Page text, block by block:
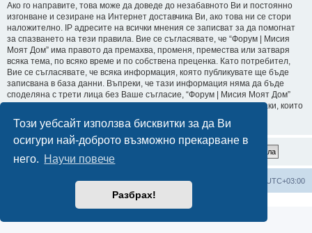
Този уебсайт използва бисквитки за да Ви
осигури най-доброто възможно прекарване в
него. Научи повече
Разбрах!
Ако го направите, това може да доведе до незабавното Ви и постоянно
изгонване и сезиране на Интернет доставчика Ви, ако това ни се стори
наложително. IP адресите на всички мнения се записват за да помогнат
за спазването на тези правила. Вие се съгласявате, че “Форум | Мисия
Моят Дом” има правото да премахва, променя, премества или затваря
всяка тема, по всяко време и по собствена преценка. Като потребител,
Вие се съгласявате, че всяка информация, която публикувате ще бъде
записвана в база данни. Въпреки, че тази информация няма да бъде
споделяна с трети лица без Ваше съгласие, “Форум | Мисия Моят Дом”
или phpBB не могат да бъдат държани отговорни за хакерски атаки, които
могат да доведат до компрометиране на данните.
Мисия Моят Дом Начало Всички времена са според UTC+03:00